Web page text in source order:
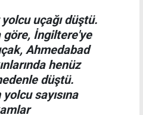
uçağı düştü.
göre, İngiltere'ye
Ahmedabad
henüz
düştü.
sayısına